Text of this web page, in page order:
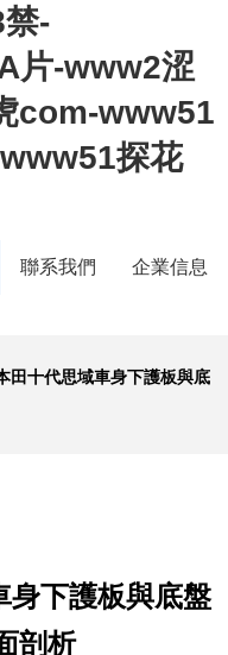
-
片-www2涩
com-www51
探花
聯系我們 企業信息
田十代思域車身下護板與底
身下護板與底盤
剖析